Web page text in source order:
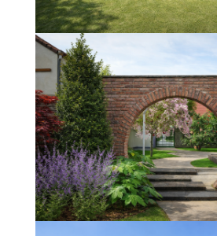
JARDIN
BEAUCOUP DE